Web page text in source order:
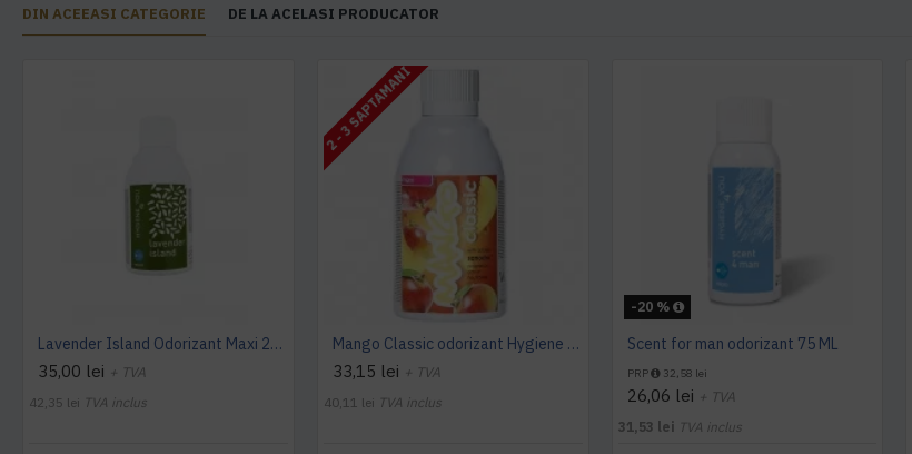
DIN ACEEASI CATEGORIE DE LA ACELASI PRODUCATOR
Lavender Island Odorizant Maxi 243ml Hygiene4You
35,00 lei + TVA
42,35 lei TVA inclus
2 - 3 SAPTAMANI
Mango Classic odorizant Hygiene 4 You
33,15 lei + TVA
40,11 lei TVA inclus
-20 %
Scent for man odorizant 75 ML
PRP 32,58 lei
26,06 lei + TVA
31,53 lei TVA inclus